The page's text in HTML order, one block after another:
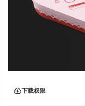
下载权限